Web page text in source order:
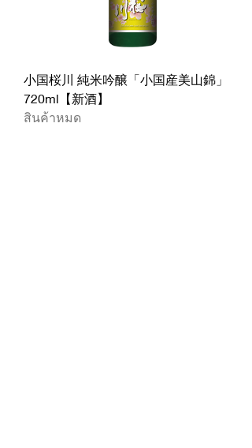
小国桜川 純米吟醸「小国産美山錦」
720ml【新酒】
สินค้าหมด